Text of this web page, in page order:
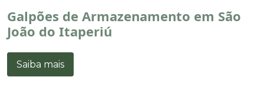
Galpões de Armazenamento em São
João do Itaperiú
Saiba mais